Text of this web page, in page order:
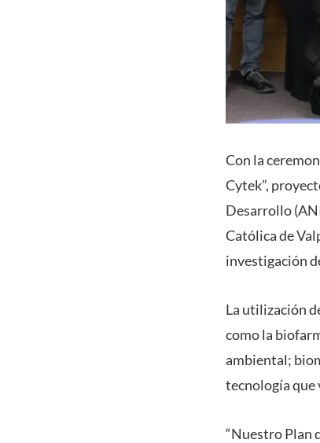
Con la
Cytek”,
Desarrollo
Católica de
investigación
La utilización
como la
ambiental;
tecnología que
“Nuestro Plan